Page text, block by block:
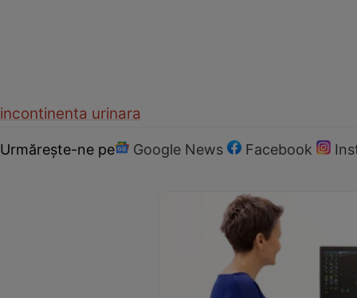
incontinenta urinara
Urmărește-ne pe Google News Facebook